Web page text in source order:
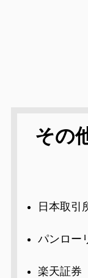
その
日本取引
パンロー
楽天証券